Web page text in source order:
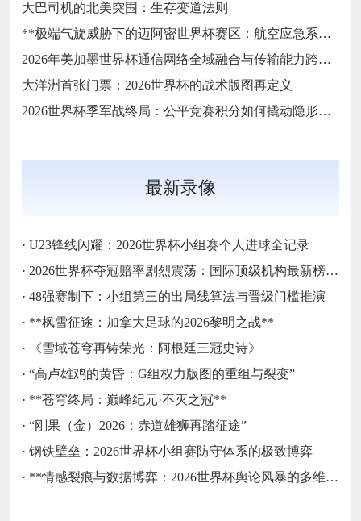
大巴司机的北美突围：生存变道法则
**极端气旋威胁下的迈阿密世界杯赛区：航空应急系统韧性评估与结构优化策略**
2026年美加墨世界杯通信网络全域融合与传输能力跨越式升级方案
大洋洲首张门票：2026世界杯的战术版图再定义
2026世界杯季军战终局：公平竞赛积分如何撬动隐形奖杯的密码
最新录像
· U23锋线闪耀：2026世界杯小组赛个人进球全记录
· 2026世界杯夺冠赔率剧烈震荡：国际顶级机构最新榜单出炉
· 48强赛制下：小组第三的出局线算法与晋级门槛推演
· **枫雪征途：加拿大足球的2026黎明之战**
·
《雪域苍穹再铸荣光：阿根廷三冠史诗》
· “高卢雄鸡的黄昏：G组权力版图的重组与裂变”
· **苍穹终局：巅峰纪元·不灭之冠**
· “刚果（金）2026：赤道雄狮再踏征途”
· 钢铁壁垒：2026世界杯小组赛防守体系的极致博弈
· **情感裂痕与数据博弈：2026世界杯舆论风暴的多维解构**